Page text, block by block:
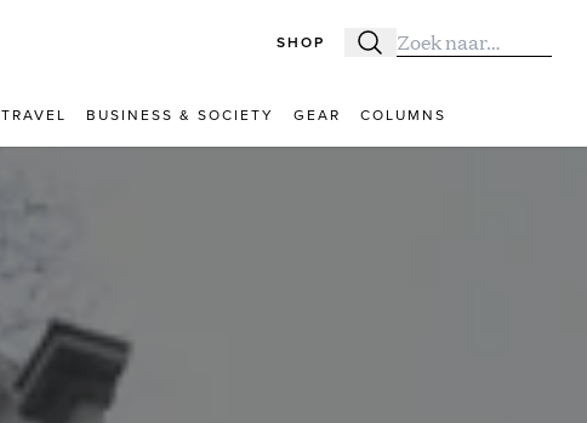
SHOP Zoeken
Zoek naar:
TRAVEL BUSINESS & SOCIETY GEAR COLUMNS